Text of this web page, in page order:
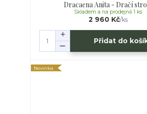
Dracaena Anita - Dračí
2 960 Kč/ks
Skladem a na prodejně 1 ks
Přidat do
Novinka